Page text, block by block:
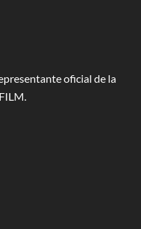
oficial de la